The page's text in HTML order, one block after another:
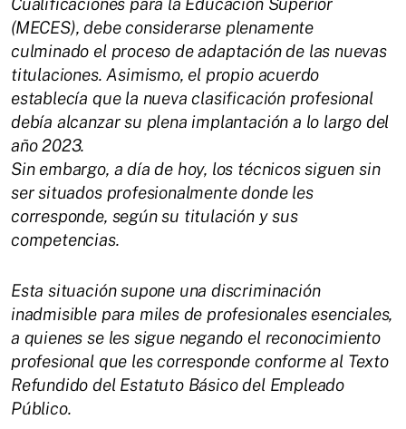
Cualificaciones para la Educación Superior
(MECES), debe considerarse plenamente
culminado el proceso de adaptación de las nuevas
titulaciones. Asimismo, el propio acuerdo
establecía que la nueva clasificación profesional
debía alcanzar su plena implantación a lo largo del
año 2023.
Sin embargo, a día de hoy, los técnicos siguen sin
ser situados profesionalmente donde les
corresponde, según su titulación y sus
competencias.
Esta situación supone una discriminación
inadmisible para miles de profesionales esenciales,
a quienes se les sigue negando el reconocimiento
profesional que les corresponde conforme al Texto
Refundido del Estatuto Básico del Empleado
Público.